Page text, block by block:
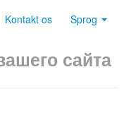
Kontakt os Sprog
сайта